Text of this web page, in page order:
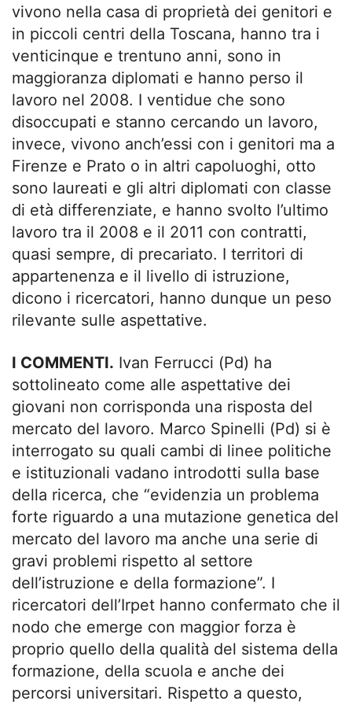
vivono nella casa di proprietà dei genitori e
in piccoli centri della Toscana, hanno tra i
venticinque e trentuno anni, sono in
maggioranza diplomati e hanno perso il
lavoro nel 2008. I ventidue che sono
disoccupati e stanno cercando un lavoro,
invece, vivono anch’essi con i genitori ma a
Firenze e Prato o in altri capoluoghi, otto
sono laureati e gli altri diplomati con classe
di età differenziate, e hanno svolto l’ultimo
lavoro tra il 2008 e il 2011 con contratti,
quasi sempre, di precariato. I territori di
appartenenza e il livello di istruzione,
dicono i ricercatori, hanno dunque un peso
rilevante sulle aspettative.
I COMMENTI. Ivan Ferrucci (Pd) ha
sottolineato come alle aspettative dei
giovani non corrisponda una risposta del
mercato del lavoro. Marco Spinelli (Pd) si è
interrogato su quali cambi di linee politiche
e istituzionali vadano introdotti sulla base
della ricerca, che “evidenzia un problema
forte riguardo a una mutazione genetica del
mercato del lavoro ma anche una serie di
gravi problemi rispetto al settore
dell’istruzione e della formazione”. I
ricercatori dell’Irpet hanno confermato che il
nodo che emerge con maggior forza è
proprio quello della qualità del sistema della
formazione, della scuola e anche dei
percorsi universitari. Rispetto a questo,